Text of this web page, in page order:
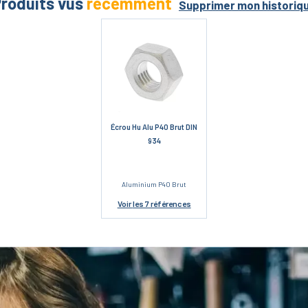
Supprimer mon
Écrou Hu Alu P40 Brut DIN
934
Aluminium P40 Brut
Voirles 7 références